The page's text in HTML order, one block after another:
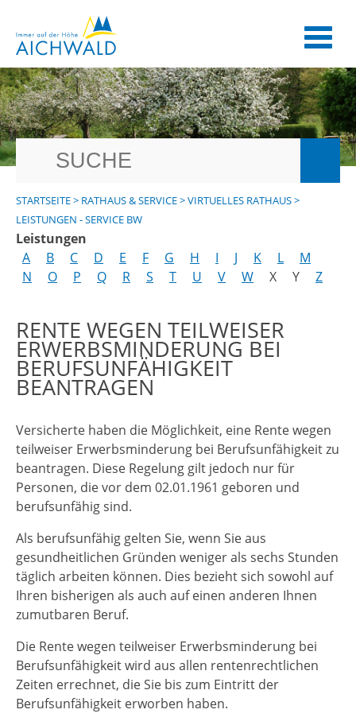
STARTSEITE> RATHAUS & SERVICE>VIRTUELLES RATHAUS>
LEISTUNGEN - SERVICE BW
Leistungen
A
B C D E F G H I J K L
M
N
O P Q R S T U V W X Y Z
RENTE WEGEN TEILWEISER
ERWERBSMINDERUNG BEI
BERUFSUNFÄHIGKEIT
BEANTRAGEN
Versicherte haben die Möglichkeit, eine Rente wegen
teilweiser Erwerbsminderung bei Berufsunfähigkeit zu
beantragen. Diese Regelung gilt jedoch nur für
Personen, die vor dem 02.01.1961 geboren und
berufsunfähig sind.
Als berufsunfähig gelten Sie, wenn Sie aus
gesundheitlichen Gründen weniger als sechs Stunden
täglich arbeiten können. Dies bezieht sich sowohl auf
Ihren bisherigen als auch auf einen anderen Ihnen
zumutbaren Beruf.
Die Rente wegen teilweiser Erwerbsminderung bei
Berufsunfähigkeit wird aus allen rentenrechtlichen
Zeiten errechnet, die Sie bis zum Eintritt der
Berufsunfähigkeit erworben haben.